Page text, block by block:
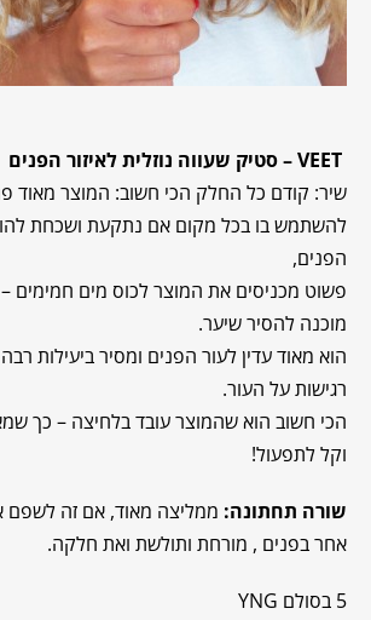
– סטיק שעווה נוזלית לאיזור הפנים
שיר: קודם כל החלק הכי חשוב: המוצר מאוד
להשתמש בו בכל מקום אם נתקעת ושכחת
הפנים,
פשוט מכניסים את המוצר לכוס מים חמימים
מוכנה להסיר שיער.
הוא מאוד עדין לעור הפנים ומסיר ביעילות
רגישות על העור.
הכי חשוב הוא שהמוצר עובד בלחיצה – כך
וקל לתפעול!
שורה תחתונה: ממליצה מאוד, אם זה לשפם
אחר בפנים , מורחת ותולשת ואת חלקה.
5 בסולם YNG